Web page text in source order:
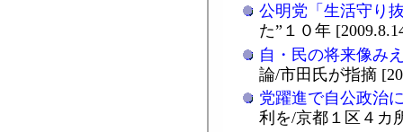
公明党「生活守り
た”１０年
自・民の将来像み
論/市田氏が指摘
党躍進で自公政治
利を/京都１区４カ